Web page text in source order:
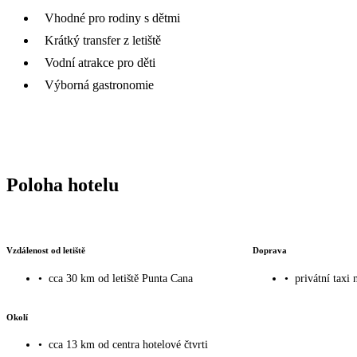
Vhodné pro rodiny s dětmi
Krátký transfer z letiště
Vodní atrakce pro děti
Výborná gastronomie
Poloha hotelu
Vzdálenost od letiště
• cca 30 km od letiště Punta Cana
Doprava
• privátní taxi
Okolí
• cca 13 km od centra hotelové čtvrti